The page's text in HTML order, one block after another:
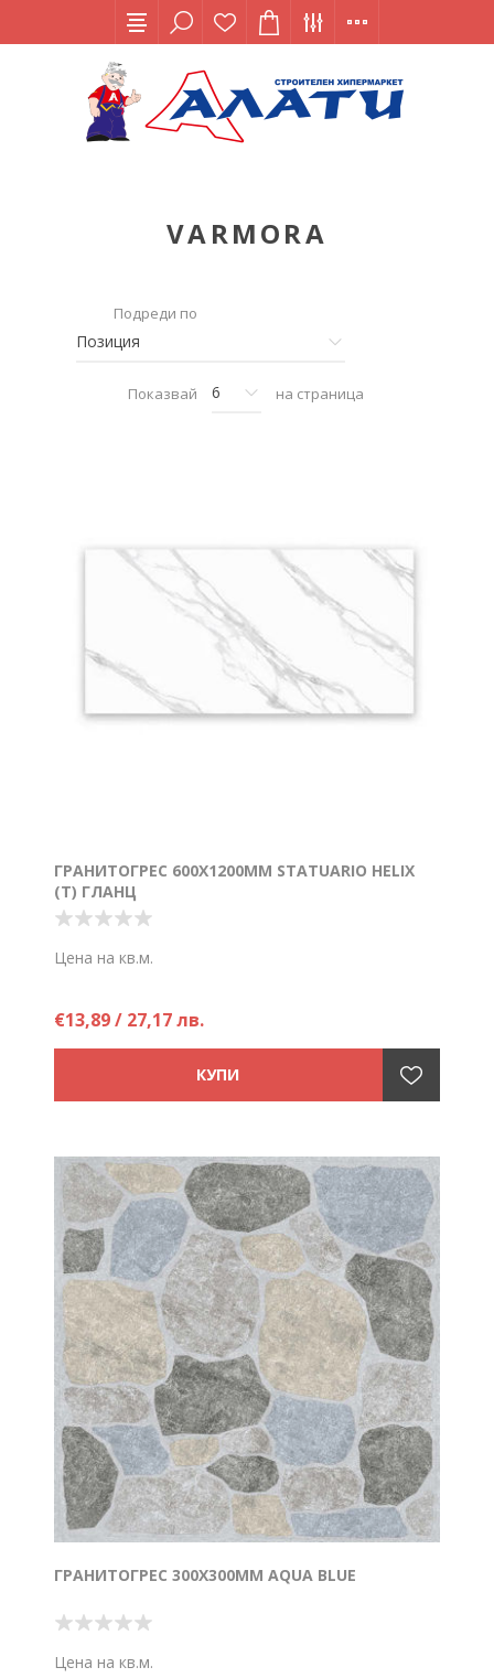
VARMORA
Подреди по
Показвай на страница
ГРАНИТОГРЕС 600Х1200ММ STATUARIO HELIX
(T) ГЛАНЦ
Цена на кв.м.
€13,89 / 27,17 лв.
ГРАНИТОГРЕС 300X300ММ AQUA BLUE
Цена на кв.м.